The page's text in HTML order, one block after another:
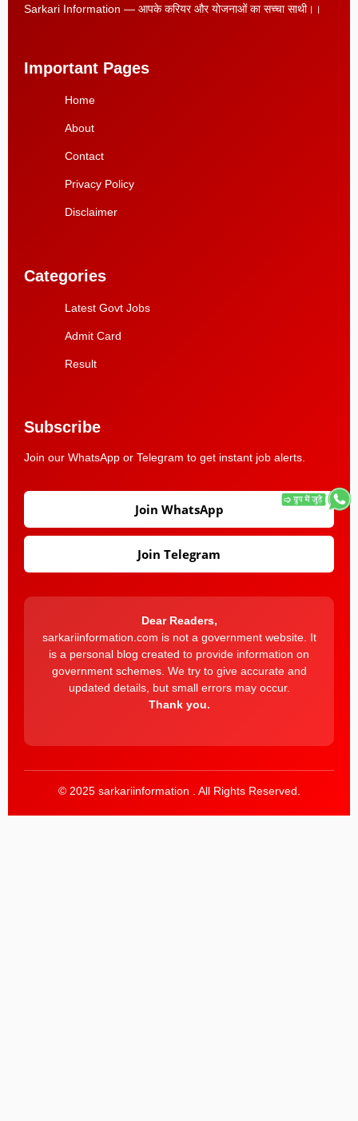
Sarkari Information — आपके करियर और योजनाओं का सच्चा साथी।।
Important Pages
Home
About
Contact
Privacy Policy
Disclaimer
Categories
Latest Govt Jobs
Admit Card
Result
Subscribe
Join our WhatsApp or Telegram to get instant job alerts.
Join WhatsApp
Join Telegram
Dear Readers,
sarkariinformation.com is not a government website. It
is a personal blog created to provide information on
government schemes. We try to give accurate and
updated details, but small errors may occur.
Thank you.
© 2025 sarkariinformation . All Rights Reserved.